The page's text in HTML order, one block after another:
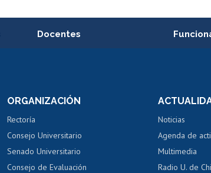
Docentes
Perfeccionamiento
Evaluación docente
Calificación académica
Postulación al AUCAI
Portal de
ORGANIZACIÓN
Rectoría
Consejo Universitario
Senado Universitario
Consejo de Evaluación
Noticias
Agenda de
Multimedia
Radio U. de